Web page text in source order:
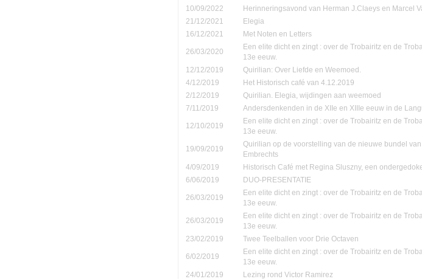
10/09/2022
Herinneringsavond van Herman J.Claeys en Marcel
21/12/2021
Elegia
16/12/2021
Met Noten en Letters
26/03/2020
Een elite dicht en zingt : over de Trobairitz en de
13e eeuw.
12/12/2019
Quirilian: Over Liefde en Weemoed.
4/12/2019
Het Historisch café van 4.12.2019
2/12/2019
Quirilian. Elegia, wijdingen aan weemoed
7/11/2019
Andersdenkenden in de XIIe en XIIIe eeuw in de
12/10/2019
Een elite dicht en zingt : over de Trobairitz en de
13e eeuw.
19/09/2019
Quirilian op de voorstelling van de nieuwe bundel
Embrechts
4/09/2019
Historisch Café met Regina Sluszny, een
6/06/2019
DUO-PRESENTATIE
26/03/2019
Een elite dicht en zingt : over de Trobairitz en de
13e eeuw.
26/03/2019
Een elite dicht en zingt : over de Trobairitz en de
13e eeuw.
23/02/2019
Twee Teelballen voor Drie Octaven
6/02/2019
Een elite dicht en zingt : over de Trobairitz en de
13e eeuw.
24/01/2019
Lezing rond Victor Ramirez